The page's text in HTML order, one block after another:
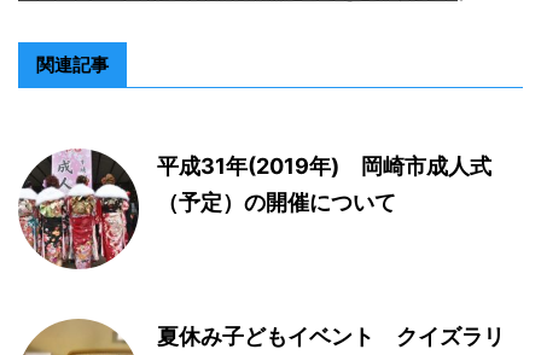
関連記事
平成31年(2019年) 岡崎市成人式
（予定）の開催について
夏休み子どもイベント クイズラリ